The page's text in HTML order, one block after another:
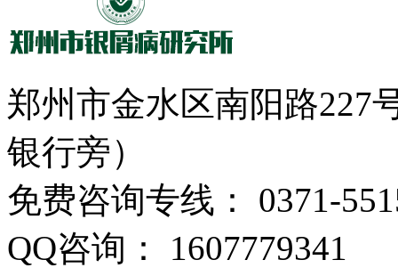
郑州市金水区南阳路227
银行旁）
免费咨询专线： 0371-
QQ咨询： 1607779341